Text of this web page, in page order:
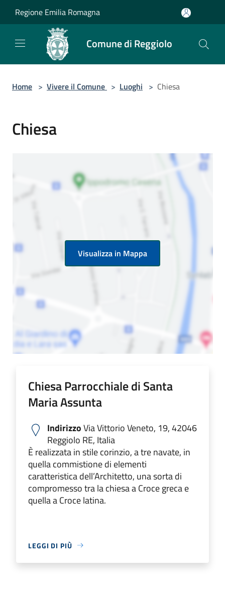
Regione Emilia Romagna
Comune di Reggiolo
Home > Vivere il Comune > Luoghi > Chiesa
Chiesa
Visualizza in Mappa
Chiesa Parrocchiale di Santa
Maria Assunta
IndirizzoVia Vittorio Veneto, 19, 42046
Reggiolo RE, Italia
È realizzata in stile corinzio, a tre navate, in
quella commistione di elementi
caratteristica dell’Architetto, una sorta di
compromesso tra la chiesa a Croce greca e
quella a Croce latina.
LEGGI DI PIÙ